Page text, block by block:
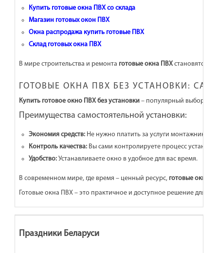
Купить готовые окна ПВХ со склада
Магазин готовых окон ПВХ
Окна распродажа купить готовые ПВХ
Склад готовых окна ПВХ
В мире строительства и ремонта готовые окна ПВХстановятся
ГОТОВЫЕ ОКНА ПВХ БЕЗ УСТАНОВКИ:
Купить готовое окно ПВХ без установки – популярный выбор
Преимущества самостоятельной установки:
Экономия средств: Не нужно платить за услуги монтажников.
Контроль качества: Вы сами контролируете процесс
Удобство: Устанавливаете окно в удобное для вас время.
В современном мире, где время – ценный ресурс, готовые окна
Готовые окна ПВХ – это практичное и доступное решение для
Праздники Беларуси